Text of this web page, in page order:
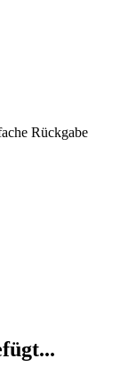
Rückgabe